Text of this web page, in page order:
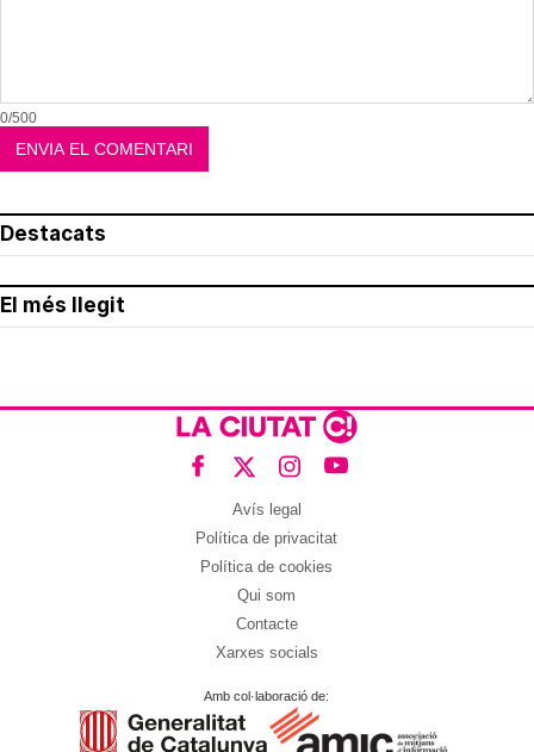
0/500
Destacats
El més llegit
Avís legal
Política de privacitat
Política de cookies
Qui som
Contacte
Xarxes socials
Amb col·laboració de: